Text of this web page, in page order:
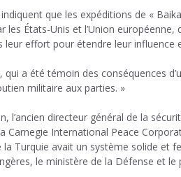
que les expéditions de «
les États-Unis et l’Union
leur effort pour étendre leur influence
qui a été témoin des conséquences
militaire aux parties. »
l’ancien directeur général de la
Carnegie International Peace
la Turquie avait un système solide et
le ministère de la Défense et le